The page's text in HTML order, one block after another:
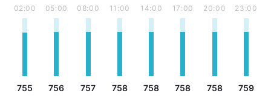
02:00
755
05:00
756
08:00
757
11:00
758
14:00
758
17:00
758
20:00
758
23:00
759